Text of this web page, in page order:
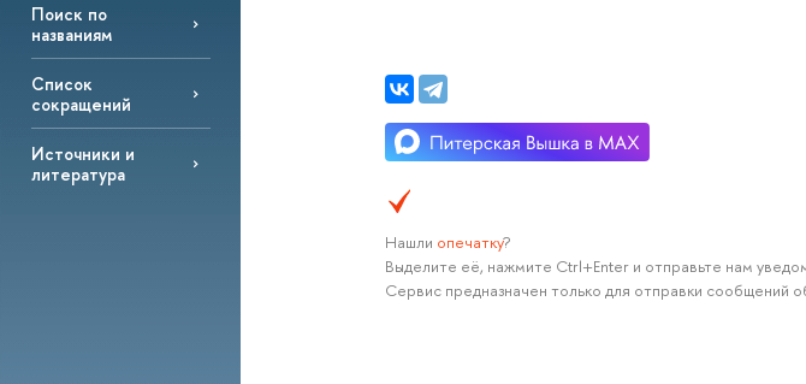
Поиск по
названиям
Список
сокращений
Источники и
литература
Нашли опечатку?
Выделите её, нажмите Ctrl+Enter и отправьте нам
Сервис предназначен только для отправки сообщений